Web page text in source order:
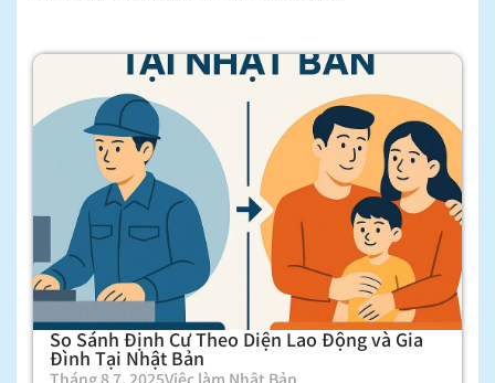
So Sánh Định Cư Theo Diện Lao Động và Gia
Đình Tại Nhật Bản
Tháng 8 7, 2025Việc làm Nhật Bản